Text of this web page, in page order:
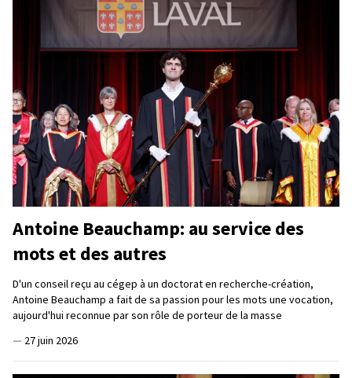
Antoine Beauchamp: au service des
mots et des autres
D'un conseil reçu au cégep à un doctorat en recherche-création,
Antoine Beauchamp a fait de sa passion pour les mots une vocation,
aujourd'hui reconnue par son rôle de porteur de la masse
— 27 juin 2026